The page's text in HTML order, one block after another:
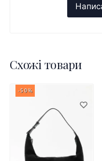
Схожі товари
-50%